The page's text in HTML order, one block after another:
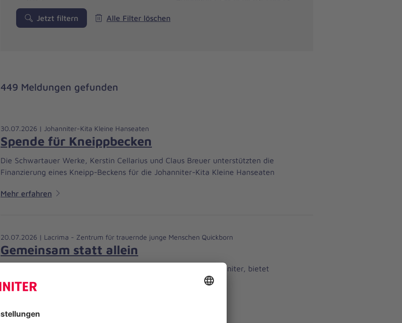
Jetzt filtern Alle Filter löschen
449 Meldungen gefunden
30.07.2026 | Johanniter-Kita Kleine Hanseaten
Spende für Kneippbecken
Die Schwartauer Werke, Kerstin Cellarius und Claus Breuer unterstützten die
Finanzierung eines Kneipp-Beckens für die Johanniter-Kita Kleine Hanseaten
Mehr erfahren
20.07.2026 | Lacrima - Zentrum für trauernde junge Menschen Quickborn
Gemeinsam statt allein
Lacrima, das Zentrum für trauernde junge Menschen der Johanniter, bietet
Trauertreffen für junge Erwachsene sowie Jugendliche an